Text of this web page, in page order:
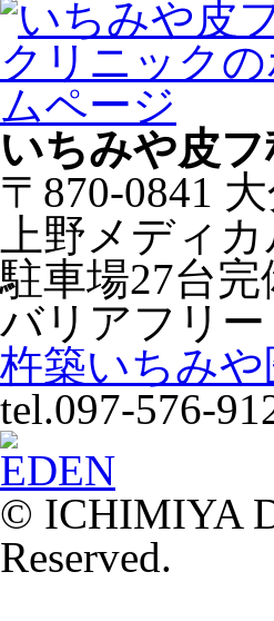
いちみや皮
〒870-0841
上野メディ
駐車場27台完
バリアフリー
杵築いちみや
tel.097-576-
© ICHIMIYA
Reserved.